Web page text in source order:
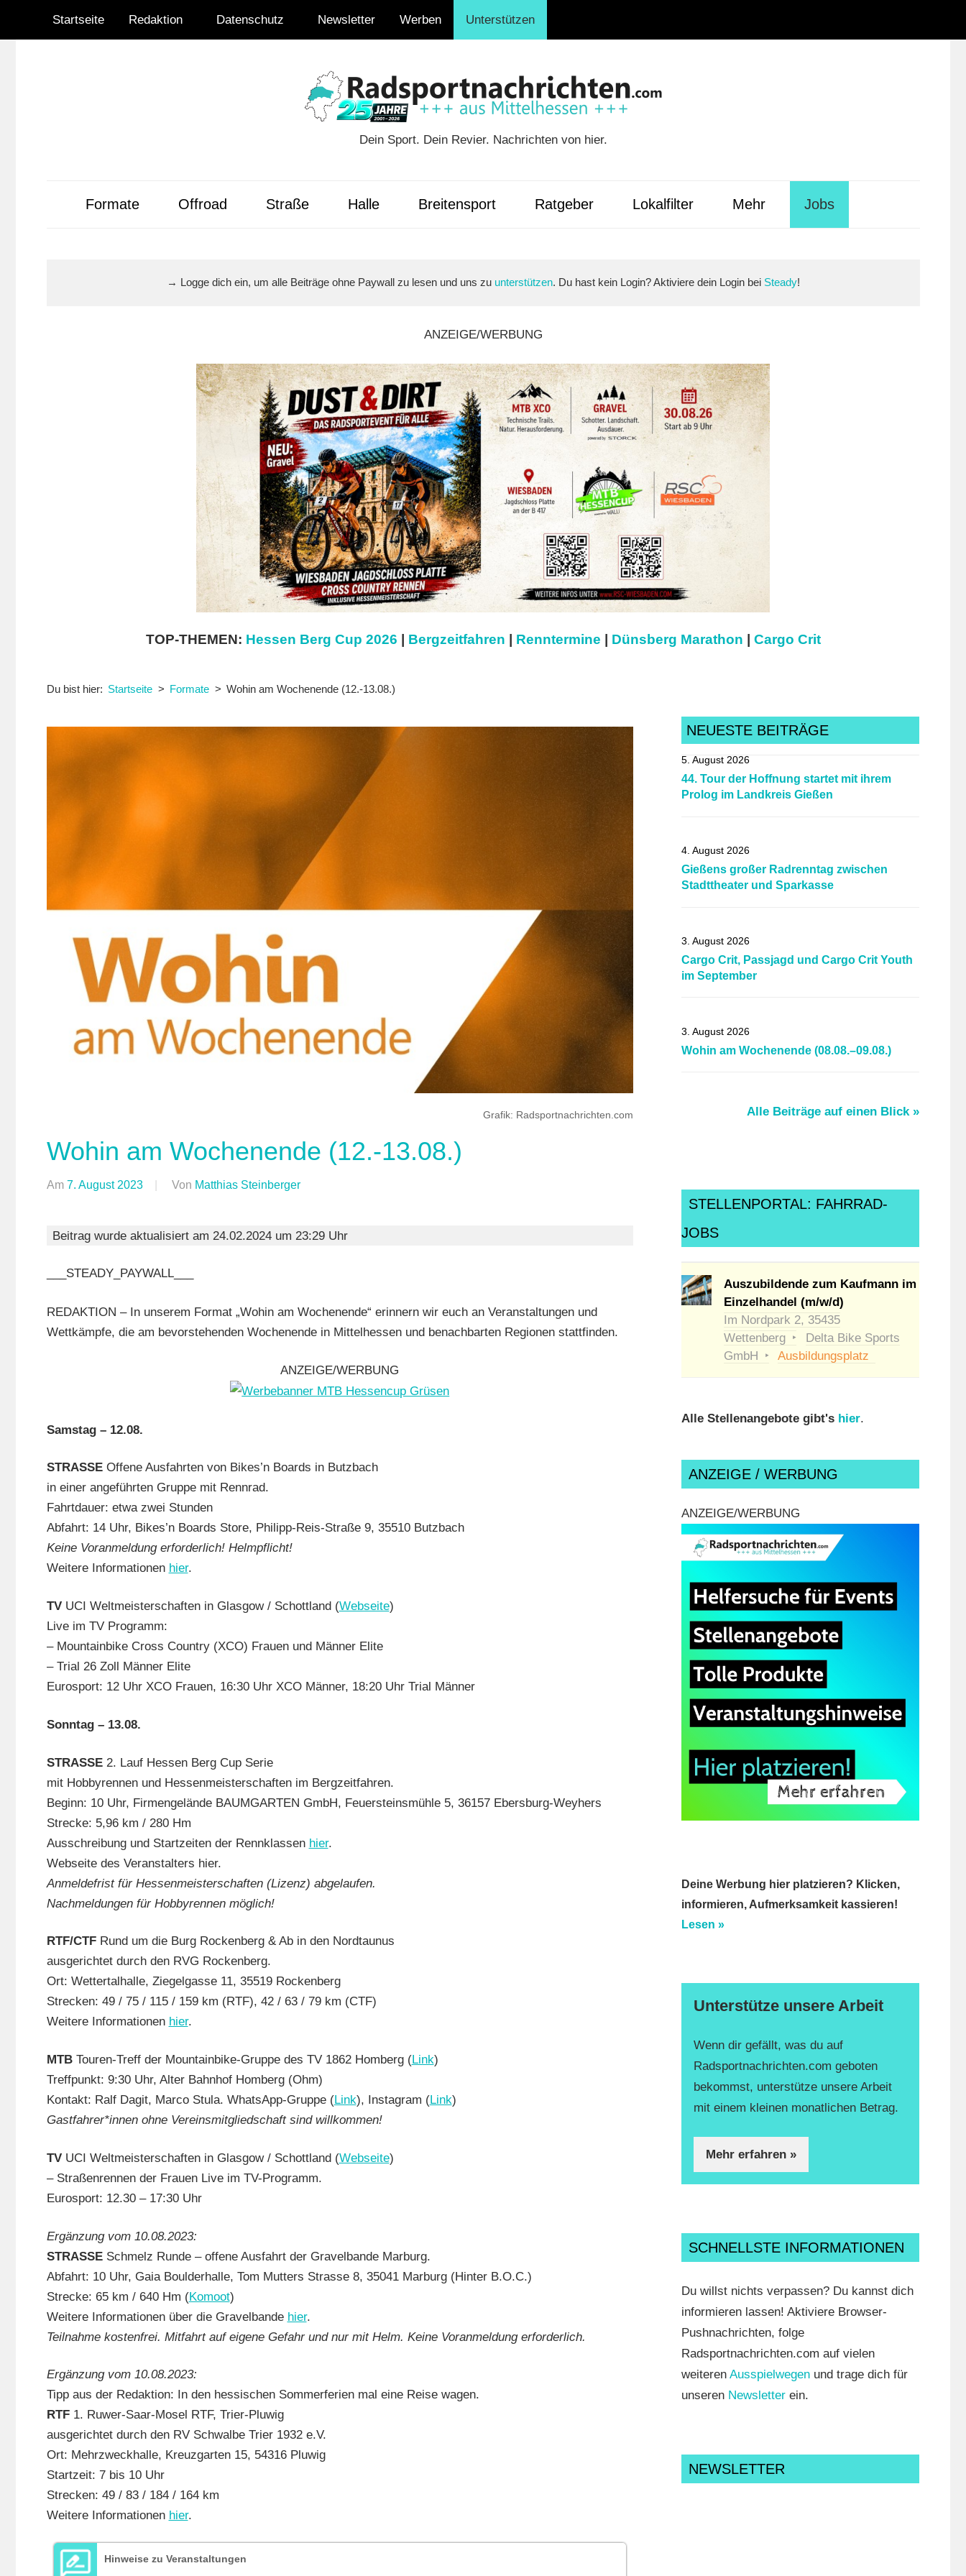
Feed
Startseite Redaktion Datenschutz Newsletter Werben Unterstützen
Radsportnachrichten.com
aus
Dein Sport. Dein Revier. Nachrichten von hier.
Formate Offroad Straße Halle Breitensport Ratgeber Lokalfilter Mehr Jobs
→ Logge dich ein, um alle Beiträge ohne Paywall zu lesen und uns zu unterstützen. Du hast kein Login? Aktiviere dein Login bei Steady!
ANZEIGE/WERBUNG
TOP-THEMEN: Hessen Berg Cup 2026 Bergzeitfahren Renntermine Dünsberg Marathon Cargo Crit
Du bist hier: Startseite Formate Wohin am Wochenende (12.-13.08.)
Grafik: Radsportnachrichten.com
Wohin am Wochenende (12.-13.08.)
Am 7. August 2023 Von Matthias SteinbergerIn
/
Veranstaltungstipps
Beitrag wurde aktualisiert am 24.02.2024 um 23:29 Uhr
___STEADY_PAYWALL___
REDAKTION – In unserem Format „Wohin am Wochenende“ erinnern wir euch an Veranstaltungen und
Wettkämpfe, die am bevorstehenden Wochenende in Mittelhessen und benachbarten Regionen stattfinden.
ANZEIGE/WERBUNG
Samstag – 12.08.
STRASSEOffene Ausfahrten von Bikes’n Boards in Butzbach
in einer angeführten Gruppe mit Rennrad.
Fahrtdauer: etwa zwei Stunden
Abfahrt: 14 Uhr, Bikes’n Boards Store, Philipp-Reis-Straße 9, 35510 Butzbach
Keine Voranmeldung erforderlich! Helmpflicht!
Weitere Informationen hier.
TVUCI Weltmeisterschaften in Glasgow / Schottland (Webseite)
Live im TV Programm:
– Mountainbike Cross Country (XCO) Frauen und Männer Elite
– Trial 26 Zoll Männer Elite
Eurosport: 12 Uhr XCO Frauen, 16:30 Uhr XCO Männer, 18:20 Uhr Trial Männer
Sonntag – 13.08.
STRASSE2. Lauf Hessen Berg Cup Serie
mit Hobbyrennen und Hessenmeisterschaften im Bergzeitfahren.
Beginn: 10 Uhr, Firmengelände BAUMGARTEN GmbH, Feuersteinsmühle 5, 36157 Ebersburg-Weyhers
Strecke: 5,96 km / 280 Hm
Ausschreibung und Startzeiten der Rennklassen hier.
Webseite des Veranstalters hier.
Anmeldefrist für Hessenmeisterschaften (Lizenz) abgelaufen.
Nachmeldungen für Hobbyrennen möglich!
RTF/CTFRund um die Burg Rockenberg & Ab in den Nordtaunus
ausgerichtet durch den RVG Rockenberg.
Ort: Wettertalhalle, Ziegelgasse 11, 35519 Rockenberg
Strecken: 49 / 75 / 115 / 159 km (RTF), 42 / 63 / 79 km (CTF)
Weitere Informationen hier.
MTBTouren-Treff der Mountainbike-Gruppe des TV 1862 Homberg (Link)
Treffpunkt: 9:30 Uhr, Alter Bahnhof Homberg (Ohm)
Kontakt: Ralf Dagit, Marco Stula. WhatsApp-Gruppe (Link), Instagram (Link)
Gastfahrer*innen ohne Vereinsmitgliedschaft sind willkommen!
TVUCI Weltmeisterschaften in Glasgow / Schottland (Webseite)
– Straßenrennen der Frauen Live im TV-Programm.
Eurosport: 12.30 – 17:30 Uhr
Ergänzung vom 10.08.2023:
STRASSESchmelz Runde – offene Ausfahrt der Gravelbande Marburg.
Abfahrt: 10 Uhr, Gaia Boulderhalle, Tom Mutters Strasse 8, 35041 Marburg (Hinter B.O.C.)
Strecke: 65 km / 640 Hm (Komoot)
Weitere Informationen über die Gravelbande hier.
Teilnahme kostenfrei. Mitfahrt auf eigene Gefahr und nur mit Helm. Keine Voranmeldung erforderlich.
Ergänzung vom 10.08.2023:
Tipp aus der Redaktion: In den hessischen Sommerferien mal eine Reise wagen.
RTF1. Ruwer-Saar-Mosel RTF, Trier-Pluwig
ausgerichtet durch den RV Schwalbe Trier 1932 e.V.
Ort: Mehrzweckhalle, Kreuzgarten 15, 54316 Pluwig
Startzeit: 7 bis 10 Uhr
Strecken: 49 / 83 / 184 / 164 km
Weitere Informationen hier.
Hinweise zu Veranstaltungen
NEUESTE BEITRÄGE
5. August 2026
44. Tour der Hoffnung startet mit ihrem
Prolog im Landkreis Gießen
4. August 2026
Gießens großer Radrenntag zwischen
Stadttheater und Sparkasse
3. August 2026
Cargo Crit, Passjagd und Cargo Crit Youth
im September
3. August 2026
Wohin am Wochenende (08.08.–09.08.)
Alle Beiträge auf einen Blick »
STELLENPORTAL: FAHRRAD-
JOBS
Auszubildende zum Kaufmann im
Einzelhandel (m/w/d)
Im Nordpark 2, 35435
Wettenberg
Delta Bike Sports
GmbH
Ausbildungsplatz
Alle Stellenangebote gibt's hier.
ANZEIGE / WERBUNG
ANZEIGE/WERBUNG
Deine Werbung hier platzieren? Klicken,
informieren, Aufmerksamkeit kassieren!
Lesen »
Unterstütze unsere Arbeit
Wenn dir gefällt, was du auf
Radsportnachrichten.com geboten
bekommst, unterstütze unsere Arbeit
mit einem kleinen monatlichen Betrag.
Mehr erfahren »
SCHNELLSTE INFORMATIONEN
Du willst nichts verpassen? Du kannst dich
informieren lassen! Aktiviere Browser-
Pushnachrichten, folge
Radsportnachrichten.com auf vielen
weiteren Ausspielwegen und trage dich für
unseren Newsletter ein.
NEWSLETTER